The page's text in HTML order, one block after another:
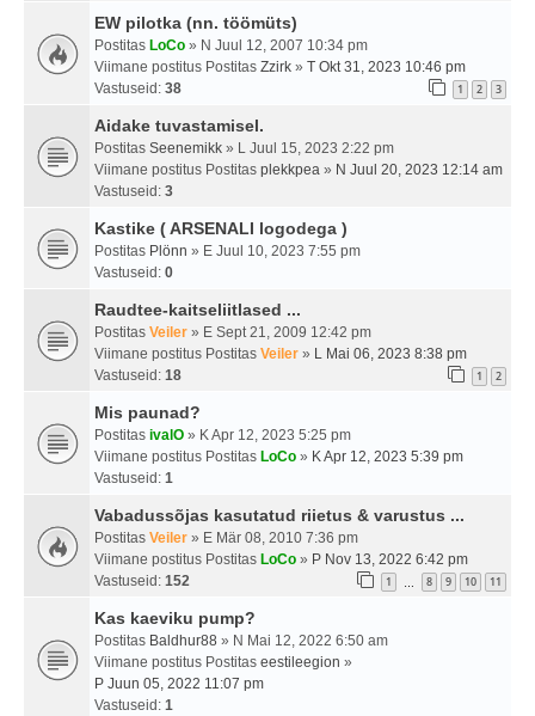
EW pilotka (nn. töömüts)
Postitas LoCo » N Juul 12, 2007 10:34 pm
Viimane postitus Postitas Zzirk » T Okt 31, 2023 10:46 pm
Vastuseid: 38 1 2 3
Aidake tuvastamisel.
Postitas Seenemikk » L Juul 15, 2023 2:22 pm
Viimane postitus Postitas plekkpea » N Juul 20, 2023 12:14 am
Vastuseid: 3
Kastike ( ARSENALI logodega )
Postitas Plönn » E Juul 10, 2023 7:55 pm
Vastuseid: 0
Raudtee-kaitseliitlased ...
Postitas Veiler » E Sept 21, 2009 12:42 pm
Viimane postitus Postitas Veiler » L Mai 06, 2023 8:38 pm
Vastuseid: 18 1 2
Mis paunad?
Postitas ivalO » K Apr 12, 2023 5:25 pm
Viimane postitus Postitas LoCo » K Apr 12, 2023 5:39 pm
Vastuseid: 1
Vabadussõjas kasutatud riietus & varustus ...
Postitas Veiler » E Mär 08, 2010 7:36 pm
Viimane postitus Postitas LoCo » P Nov 13, 2022 6:42 pm
Vastuseid: 152 1 8 9 10 11
Kas kaeviku pump?
Postitas Baldhur88 » N Mai 12, 2022 6:50 am
Viimane postitus Postitas eestileegion »
P Juun 05, 2022 11:07 pm
Vastuseid: 1